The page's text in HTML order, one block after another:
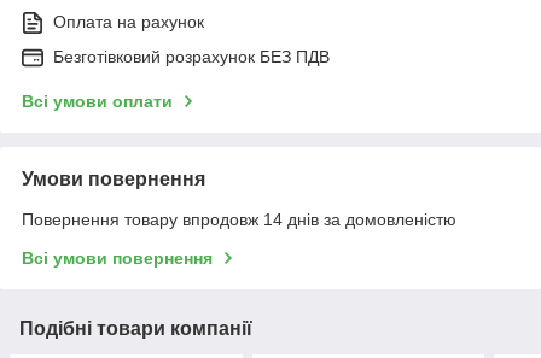
Оплата на рахунок
Безготівковий розрахунок БЕЗ ПДВ
Всі умови оплати
Умови повернення
Повернення товару впродовж 14 днів за домовленістю
Всі умови повернення
Подібні товари компанії